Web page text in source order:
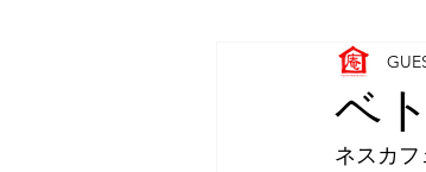
ゲストハウス
ベ
ネスカ